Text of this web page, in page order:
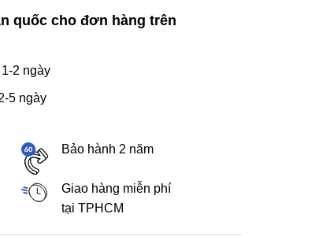
quốc cho đơn hàng trên
2 ngày
5 ngày
Bảo hành 2 năm
Giao hàng miễn phí
tại TPHCM